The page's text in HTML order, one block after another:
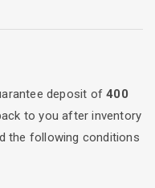
deposit of400
to you after inventory
the following conditions